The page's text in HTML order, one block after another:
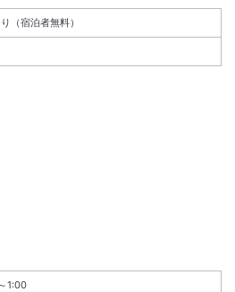
て新築工事が実施されます。
）
30分は準備・清掃作業）
年12月30日（木）～2028年1月4日
（宿泊者無料）
1:00